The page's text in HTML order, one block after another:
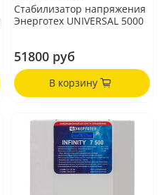
Стабилизатор напряжения
Энерготех UNIVERSAL 5000
51800 руб
В корзину